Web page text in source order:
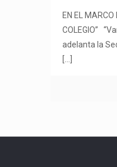
EN EL MARCO
COLEGIO”
adelanta la